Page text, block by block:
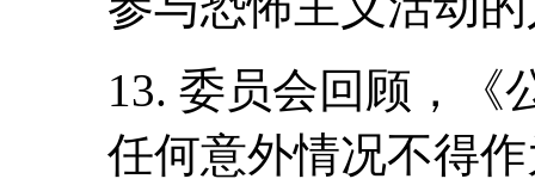
13. 委员会回顾，《
任何意外情况不得